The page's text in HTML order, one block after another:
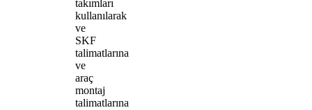
takımları
kullanılarak
ve
SKF
talimatlarına
ve
araç
montaj
talimatlarına